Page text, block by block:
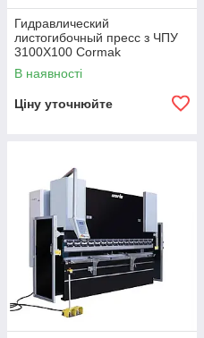
Гидравлический
листогибочный пресс з ЧПУ
3100X100 Cormak
В наявності
Ціну уточнюйте